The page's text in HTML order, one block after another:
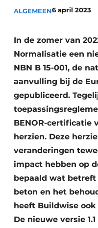
ALGEMEEN6 april 2023
In de zomer van
Normalisatie een
NBN B 15-001, de
aanvulling bij de
gepubliceerd.
BENOR-certificatie
herzien. Deze
veranderingen
impact hebben op
bepaald wat
beton en het
heeft Buildwise
De nieuwe versie